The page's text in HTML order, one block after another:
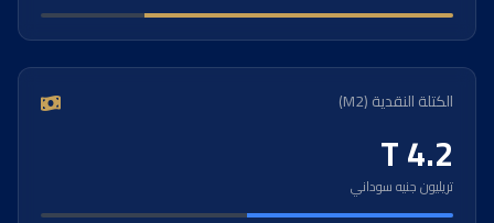
الكتلة النقدية (M2)
4.2 T
تريليون جنيه سوداني